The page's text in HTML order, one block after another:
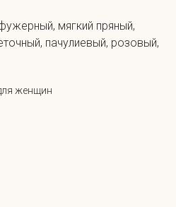
мягкий пряный,
пачулиевый, розовый,
женщин